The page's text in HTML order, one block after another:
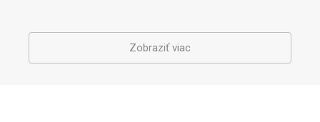
Zobraziť viac